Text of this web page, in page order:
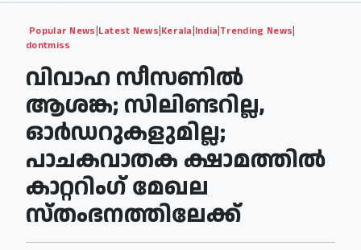
Popular News|Latest News|Kerala|India|Trending News|
dontmiss
വിവാഹ സീസണിൽ
ആശങ്ക; സിലിണ്ടറില്ല,
ഓർഡറുകളുമില്ല;
പാചകവാതക ക്ഷാമത്തിൽ
കാറ്ററിംഗ് മേഖല
സ്തംഭനത്തിലേക്ക്